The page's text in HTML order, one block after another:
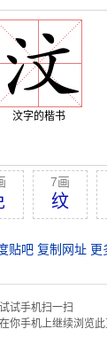
汶字的楷书
7画
纹
贴吧 复制网址 更
试试手机扫一扫
在你手机上继续浏览此